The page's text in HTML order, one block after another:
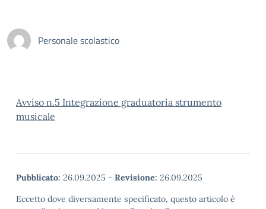
Personale scolastico
Avviso n.5 Integrazione graduatoria strumento
musicale
Pubblicato: 26.09.2025 - Revisione: 26.09.2025
Eccetto dove diversamente specificato, questo articolo è